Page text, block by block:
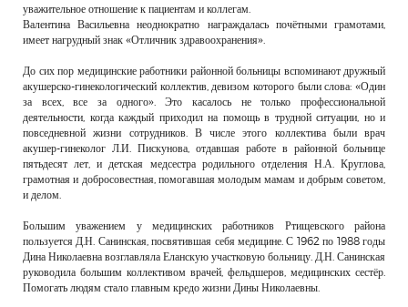
уважительное отношение к пациентам и коллегам.
Валентина Васильевна неоднократно награждалась почётными грамотами,
имеет нагрудный знак «Отличник здравоохранения».
До сих пор медицинские работники районной больницы вспоминают дружный
акушерско-гинекологический коллектив, девизом которого были слова: «Один
за всех, все за одного». Это касалось не только профессиональной
деятельности, когда каждый приходил на помощь в трудной ситуации, но и
повседневной жизни сотрудников. В числе этого коллектива были врач
акушер-гинеколог Л.И. Пискунова, отдавшая работе в районной больнице
пятьдесят лет, и детская медсестра родильного отделения Н.А. Круглова,
грамотная и добросовестная, помогавшая молодым мамам и добрым советом,
и делом.
Большим уважением у медицинских работников Ртищевского района
пользуется Д.Н. Санинская, посвятившая себя медицине. С 1962 по 1988 годы
Дина Николаевна возглавляла Еланскую участковую больницу. Д.Н. Санинская
руководила большим коллективом врачей, фельдшеров, медицинских сестёр.
Помогать людям стало главным кредо жизни Дины Николаевны.